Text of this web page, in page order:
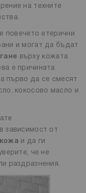
на техните
повечето етерични
и могат да бъдат
върху кожата
е причината
първо да се смесят
кокосово масло и
зависимост от
и да ги
че не
раздразнения.